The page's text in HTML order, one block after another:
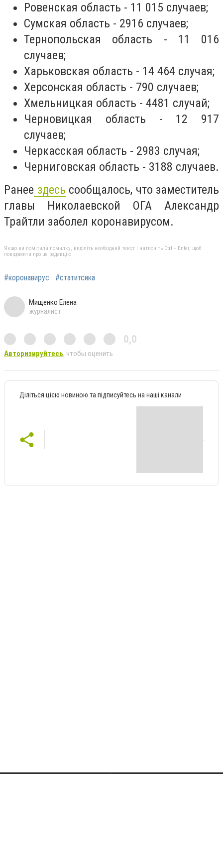
Ровенская область - 11 015 случаев;
Сумская область - 2916 случаев;
Тернопольская область - 11 016
случаев;
Харьковская область - 14 464 случая;
Херсонская область - 790 случаев;
Хмельницкая область - 4481 случай;
Черновицкая область - 12 917
случаев;
Черкасская область - 2983 случая;
Черниговская область - 3188 случаев.
Ранее здесь сообщалось, что заместитель
главы Николаевской ОГА Александр
Трайтли заболел коронавирусом.
Якщо ви помітили помилку, виділіть необхідний текст і натисніть Ctrl + Enter, щоб
повідомити про це редакцію
#коронавирус #статитсика
Мищенко Елена
журналист
0,0
Авторизируйтесь, чтобы оценить
Діліться цією новиною та підписуйтесь на наші канали